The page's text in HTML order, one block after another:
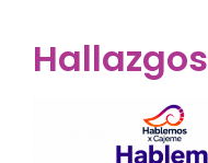
Hallazgos